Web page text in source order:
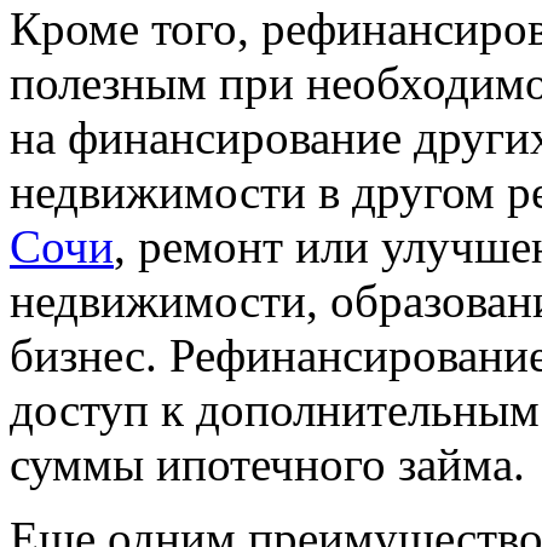
Кроме того,
полезным при
на финансирование
недвижимости в другом
Сочи, ремонт или
недвижимости,
бизнес.
доступ к
суммы ипотечного займа.